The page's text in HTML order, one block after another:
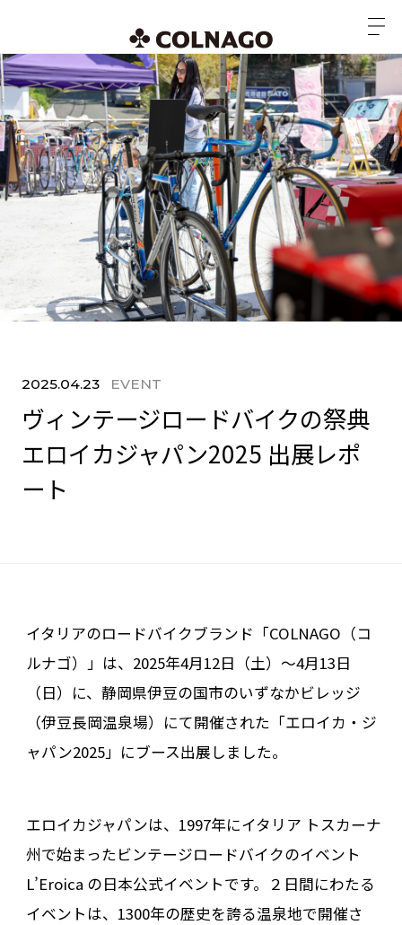
2025.04.23 EVENT
ヴィンテージロードバイクの祭典
エロイカジャパン2025 出展レポ
ート
イタリアのロードバイクブランド「COLNAGO（コ
ルナゴ）」は、2025年4月12日（土）〜4月13日
（日）に、静岡県伊豆の国市のいずなかビレッジ
（伊豆長岡温泉場）にて開催された「エロイカ・ジ
ャパン2025」にブース出展しました。
エロイカジャパンは、1997年にイタリア トスカーナ
州で始まったビンテージロードバイクのイベント
L’Eroica の日本公式イベントです。２日間にわたる
イベントは、1300年の歴史を誇る温泉地で開催さ